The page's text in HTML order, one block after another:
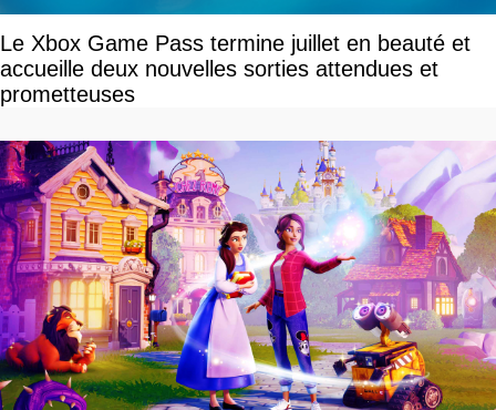
Le Xbox Game Pass termine juillet en beauté et
accueille deux nouvelles sorties attendues et
prometteuses